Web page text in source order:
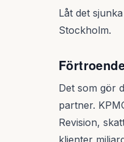
Låt det
Stockholm.
Det som gör
partner.
Revision,
klienter